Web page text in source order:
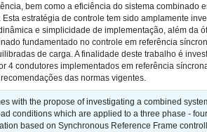
bem como a eficiência do sistema combinado
Esta estratégia de controle tem sido amplamente
e simplicidade de implementação, além da
fundamentado no controle em referência
de carga. A finalidade deste trabalho é
4 condutores implementados em referência
das normas vigentes.
with the propose of investigating a combined
conditions which are applied to a three phase -
based on Synchronous Reference Frame